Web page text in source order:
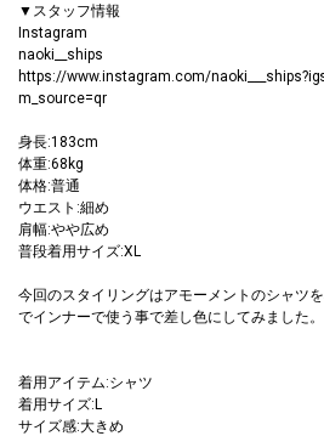
▼スタッフ情報
Instagram
naoki__ships
https://www.instagram.com/
m_source=qr
身長:183cm
体重:68kg
体格:普通
ウエスト:細め
肩幅:やや広め
普段着用サイズ:XL
今回のスタイリングはアモーメントのシャツ
でインナーで使う事で差し色にしてみました。
着用アイテム:シャツ
着用サイズ:L
サイズ感:大きめ